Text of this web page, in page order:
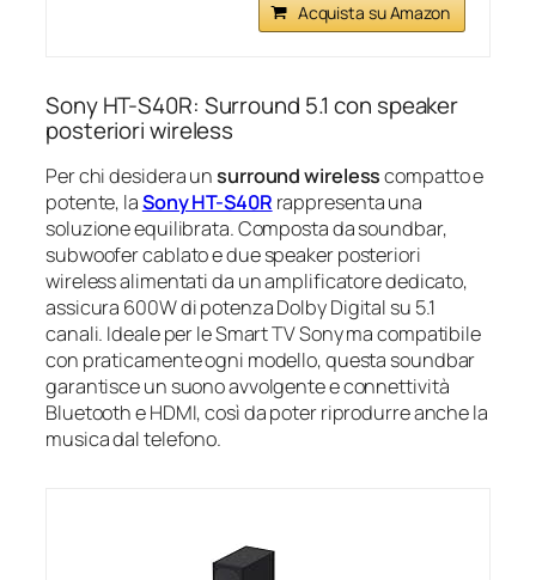
Acquista su Amazon
Sony HT-S40R: Surround 5.1 con speaker
posteriori wireless
Per chi desidera unsurround wirelesscompatto e
potente, laSony HT-S40R rappresenta una
soluzione equilibrata. Composta da soundbar,
subwoofer cablato e due speaker posteriori
wireless alimentati da un amplificatore dedicato,
assicura 600W di potenza Dolby Digital su 5.1
canali. Ideale per le Smart TV Sony ma compatibile
con praticamente ogni modello, questa soundbar
garantisce un suono avvolgente e connettività
Bluetooth e HDMI, così da poter riprodurre anche la
musica dal telefono.